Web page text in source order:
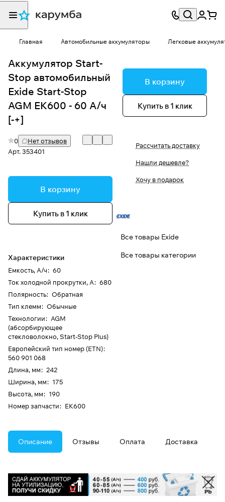
Главная Автомобильные аккумуляторы Легковые
Аккумулятор Start-
Stop автомобильный
Exide Start-Stop
AGM EK600 - 60 А/ч
[-+]
0
Нет отзывов
Арт.353401
В корзину
Купить в 1 клик
Характеристики
Емкость, А/ч: 60
Ток холодной прокрутки, А: 680
Полярность: Обратная
Тип клемм: Обычные
Технологии: AGM
(абсорбирующее
стекловолокно, Start-Stop Plus)
Европейский тип номер (ETN):
560 901 068
Длина, мм: 242
Ширина, мм: 175
Высота, мм: 190
Номер запчасти: EK600
В корзину
Купить в 1 клик
Рассчитать доставку
Нашли дешевле?
Хочу в подарок
Все товары Exide
Все товары категории
Описание Отзывы Оплата Доставка